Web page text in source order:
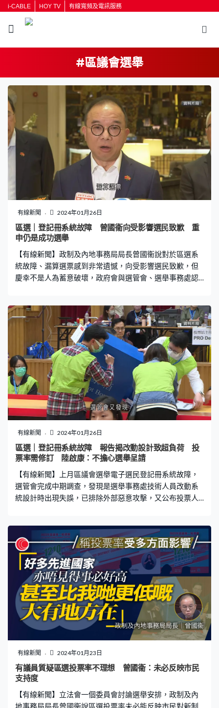
i-CABLE HOY TV 有線寬頻及電訊服務
#區議會選舉
按輸入鍵開始搜尋
有線新聞 2024年01月26日
區選｜登記冊系統故障 曾國衞向受影響選民致歉 重
申仍是成功選舉
【有線新聞】政制及內地事務局局長曾國衞說對於區選系
統故障、漏算選票感到非常遺憾，向受影響選民致歉，但
慶幸不是人為蓄意破壞，政府會與選管會、選舉事務處認
有線新聞 2024年01月26日
區選｜登記冊系統故障 報告揭改動設計致超負荷 投
票率需修訂 陸啟康：不擔心選舉呈請
【有線新聞】上月區議會選舉電子選民登記冊系統故障，
選管會完成中期調查，發現是選舉事務處技術人員改動系
統設計時出現失誤，已排除外部惡意攻擊，又公布投票人
2021年立法會選舉後已交由選舉事務處技術團隊維護，事
件與系統承辦商無關；處方人員在改動系統時出現失誤，
導致中央處理器在區選當晚不堪負荷，登入系統佔用伺服
器大量資源，難以執行發票程序。 專責調查小組主席文本
立：「技術團隊修改系統時沒有考慮實際操作引起的流量
影響，沒有做充分的荷載測試，向其他兩重架構闡述時沒
有充分闡明修訂詳情和影響。專責調查小組會考慮如何加
強兩重認可架構角色，令他們更主動複檢選舉事務處技術
團隊所做出的決定。」 選管會又公布最終投票率是
27.59%，較原先公布多0.05個百分點，解釋當日時間緊
迫，工作人員面對很大壓力，漏計在專用票站投票的2,100
多人，主席陸啟康說不擔心有選舉呈請。選管會主席陸啟
康：「整個點票過程是公開以及在所有人見證下進行，因
相關的數據經再三覆核，已確認再無
有線新聞 2024年01月23日
有議員質疑區選投票率不理想 曾國衞：未必反映市民
支持度
【有線新聞】立法會一個委員會討論選舉安排，政制及內
地事務局局長曾國衞說區選投票率未必能反映市民對新制